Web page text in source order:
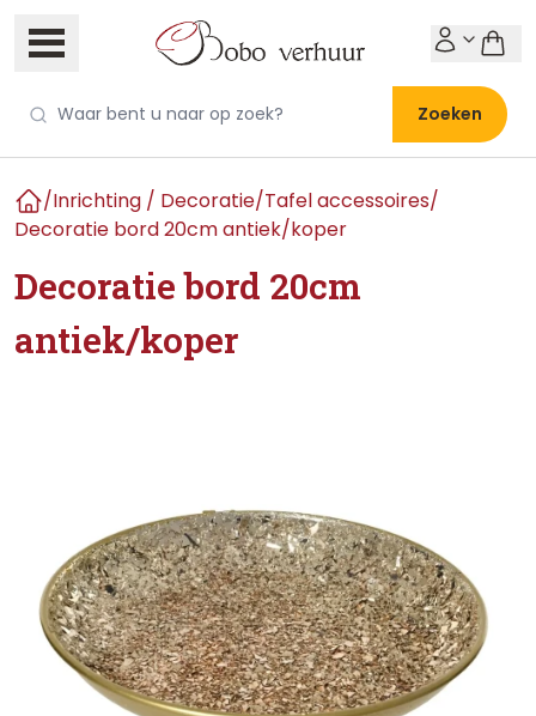
Zoeken
Home
/Inrichting / Decoratie/Tafel accessoires/
Decoratie bord 20cm antiek/koper
Decoratie bord 20cm
antiek/koper